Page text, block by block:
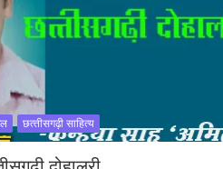
छत्‍तीसगढ़ी साहित्‍य